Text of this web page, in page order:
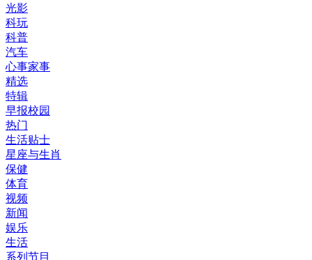
光影
科玩
科普
汽车
心事家事
精选
特辑
早报校园
热门
生活贴士
星座与生肖
保健
体育
视频
新闻
娱乐
生活
系列节目